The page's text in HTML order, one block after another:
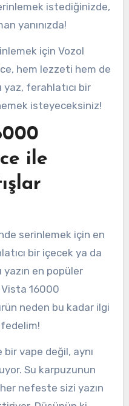
istediğinizde,
yanınızda!
için Vozol
hem lezzeti hem de
yaz, ferahlatıcı bir
isteyeceksiniz!
ile
serinlemek için en
bir içecek ya da
en popüler
16000
neden bu kadar ilgi
vape değil, aynı
Su karpuzunun
nefeste sizi yazın